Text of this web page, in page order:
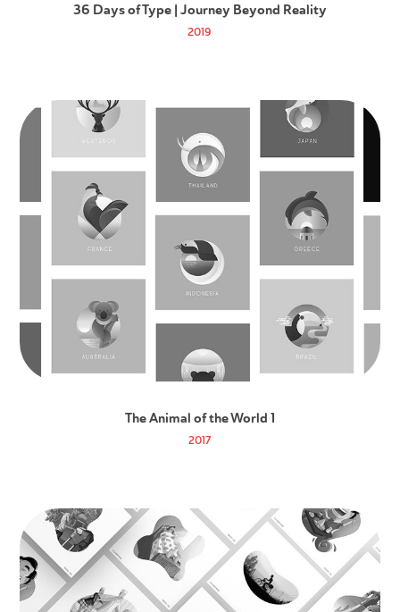
36 Days of Type | Journey Beyond Reality
2019
The Animal of the World 1
2017